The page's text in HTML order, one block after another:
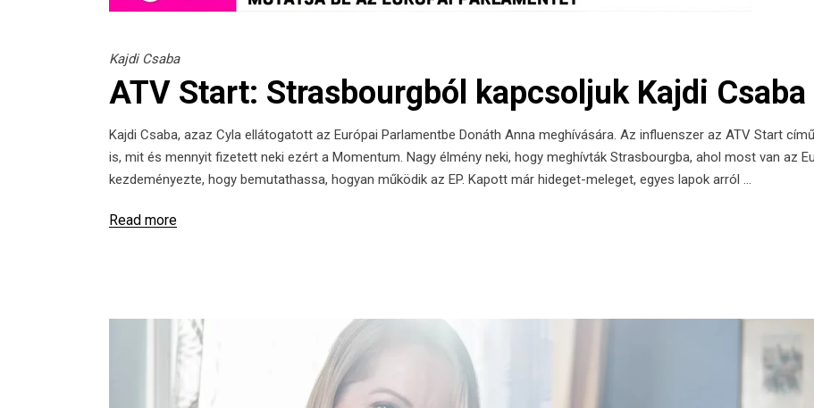
Kajdi Csaba
ATV Start: Strasbourgból kapcsoljuk Kajdi Csaba
Kajdi Csaba, azaz Cyla ellátogatott az Európai Parlamentbe Donáth Anna meghívására. Az influenszer az ATV Start
is, mit és mennyit fizetett neki ezért a Momentum. Nagy élmény neki, hogy meghívták Strasbourgba, ahol most van az
kezdeményezte, hogy bemutathassa, hogyan működik az EP. Kapott már hideget-meleget, egyes lapok arról
Read more